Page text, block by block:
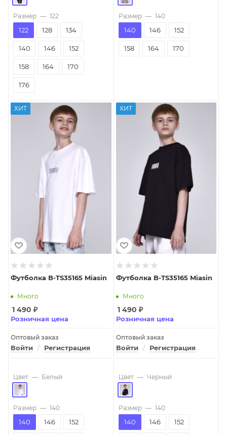
Размер — 122
122 128 134
140 146 152
158 164 170
176
Размер — 140
140 146 152
158 164 170
ХИТ
Футболка B-TS35165 Miasin
Много
1 490 ₽
Розничная цена
Оптовый заказ
Войти / Регистрация
Цвет — Белый
Размер — 140
140 146 152
ХИТ
Футболка B-TS35165 Miasin
Много
1 490 ₽
Розничная цена
Оптовый заказ
Войти / Регистрация
Цвет — Черный
Размер — 140
140 146 152